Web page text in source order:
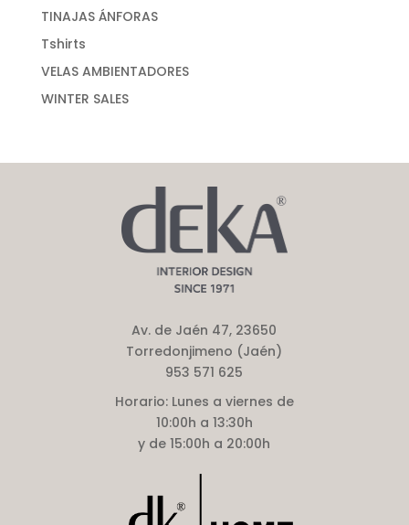
TINAJAS ÁNFORAS
Tshirts
VELAS AMBIENTADORES
WINTER SALES
Av. de Jaén 47, 23650
Torredonjimeno (Jaén)
953 571 625
Horario:Lunes a viernes de
10:00h a 13:30h
y de 15:00h a 20:00h